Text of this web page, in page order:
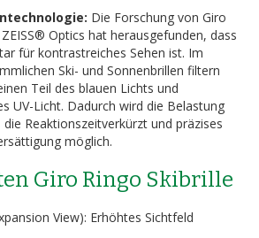
Die Forschung von Giro
Optics hat herausgefunden, dass
für kontrastreiches Sehen ist. Im
Ski- und Sonnenbrillen filtern
Teil des blauen Lichts und
UV-Licht. Dadurch wird die Belastung
Reaktionszeitverkürzt und präzises
möglich.
Giro Ringo Skibrille
View): Erhöhtes Sichtfeld